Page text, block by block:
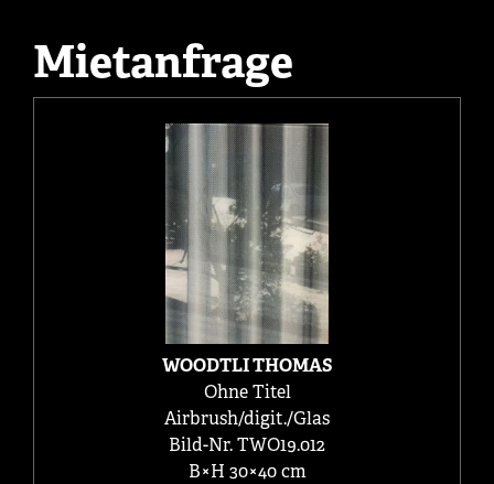
Mietanfrage
WOODTLI THOMAS
Ohne Titel
Airbrush/digit./Glas
Bild-Nr. TWO19.012
B×H 30×40 cm